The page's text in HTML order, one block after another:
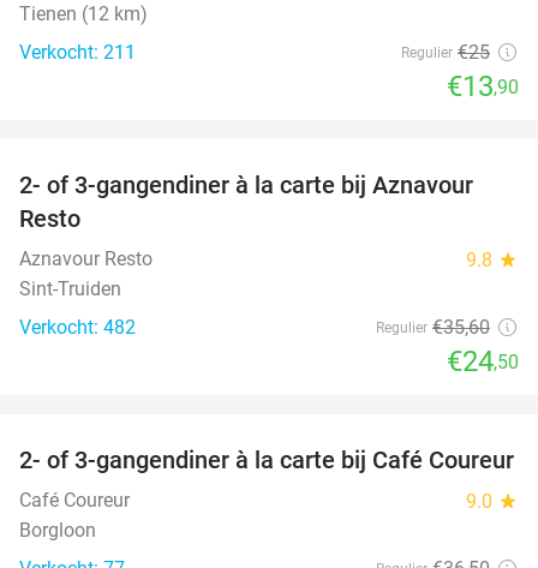
Tienen (12 km)
Verkocht: 211
Regulier €25
€13,90
31%
2- of 3-gangendiner à la carte bij Aznavour
Resto
Aznavour Resto 9.8 star
Sint-Truiden
Verkocht: 482
Regulier €35,60
€24,50
32%
2- of 3-gangendiner à la carte bij Café Coureur
Café Coureur 9.0 star
Borgloon